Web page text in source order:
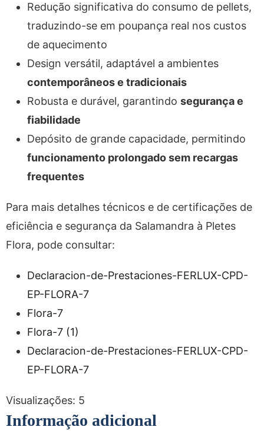
Redução significativa do consumo de pellets,
traduzindo-se em poupança real nos custos
de aquecimento
Design versátil, adaptável a ambientes
contemporâneos e tradicionais
Robusta e durável, garantindo segurança e
fiabilidade
Depósito de grande capacidade, permitindo
funcionamento prolongado sem recargas
frequentes
Para mais detalhes técnicos e de certificações de
eficiência e segurança da Salamandra à Pletes
Flora, pode consultar:
Declaracion-de-Prestaciones-FERLUX-CPD-
EP-FLORA-7
Flora-7
Flora-7 (1)
Declaracion-de-Prestaciones-FERLUX-CPD-
EP-FLORA-7
Visualizações: 5
Informação adicional